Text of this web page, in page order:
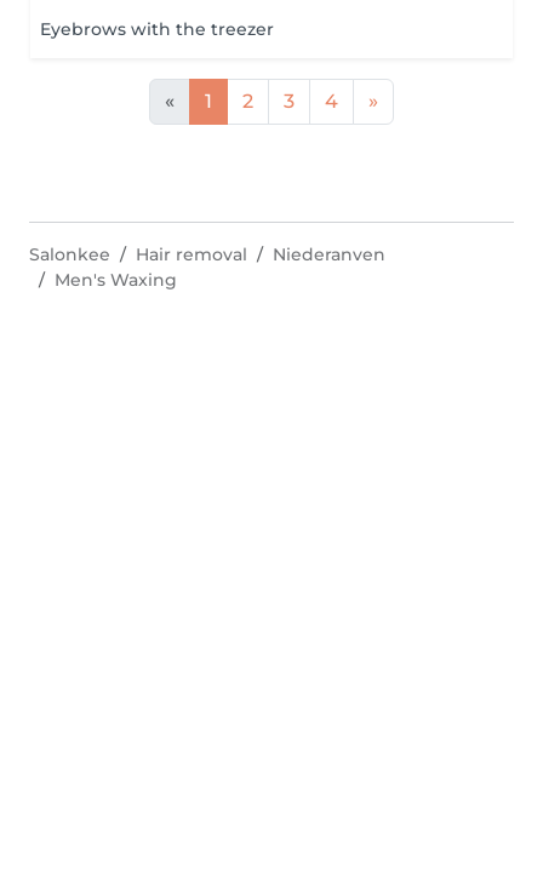
Eyebrows with the treezer
« 1 2 3 4 »
Salonkee Hair removal
Niederanven
Men's Waxing